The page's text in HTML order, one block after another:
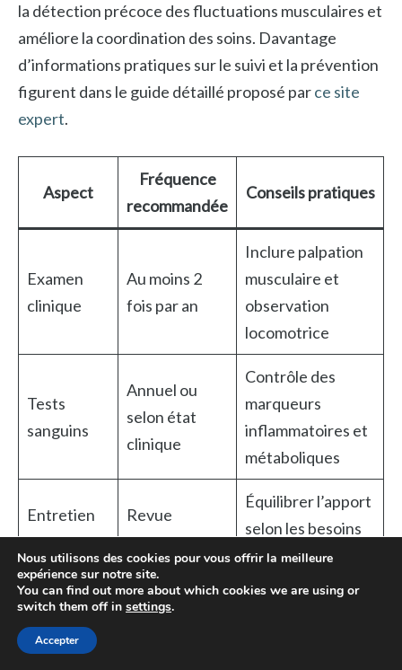
la détection précoce des fluctuations musculaires et
améliore la coordination des soins. Davantage
d’informations pratiques sur le suivi et la prévention
figurent dans le guide détaillé proposé parce site
expert.
Aspect
Fréquence
recommandée
Conseils pratiques
Examen
clinique
Au moins 2
fois par an
Inclure palpation
musculaire et
observation
locomotrice
Tests
sanguins
Annuel ou
selon état
clinique
Contrôle des
marqueurs
inflammatoires et
métaboliques
Entretien
alimentaire
Revue
trimestrielle
Équilibrer l’apport
selon les besoins
énergétiques
Programme
Réévaluer en
Nous utilisons des cookies pour vous offrir la meilleure
expérience sur notre site.
You can find out more about which cookies we are using or
switch them off in settings.
Accepter